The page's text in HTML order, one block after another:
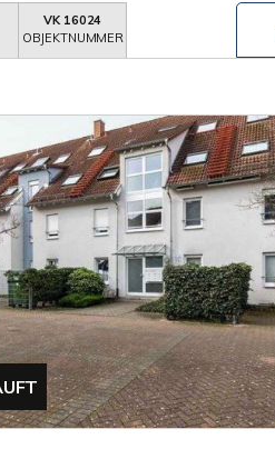
VK 16024
OBJEKTNUMMER